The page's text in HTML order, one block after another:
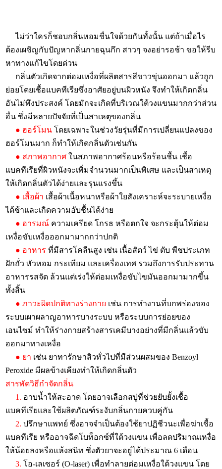
ไม่ว่าใครก็ชอบกลิ่นหอมชื่นใจด้วยกันทั้งนั้น แต่ถ้าเมื่อไร
ต้องเผชิญกับปัญหากลิ่นกายฉุนกึก สาวๆ จงอย่ารอช้า ขอให้รีบ
หาทางแก้ไขโดยด่วน
กลิ่นตัวเกิดจากต่อมเหงื่อที่ผลิตสารสีขาวขุ่นออกมา แล้วถูก
ย่อยโดยเชื้อแบคทีเรียซึ่งอาศัยอยู่บนผิวหนัง จึงทำให้เกิดกลิ่น
อันไม่พึงประสงค์ โดยมักจะเกิดที่บริเวณใต้วงแขนมากกว่าส่วน
อื่น ซึ่งมีหลายปัจจัยที่เป็นสาเหตุของกลิ่น
● ฮอร์โมนโดยเฉพาะในช่วงวัยรุ่นที่มีการเปลี่ยนแปลงของ
ฮอร์โมนมาก ก็ทำให้เกิดกลิ่นตัวเช่นกัน
● สภาพอากาศในสภาพอากาศร้อนหรือร้อนชื้น เชื้อ
แบคทีเรียที่ผิวหนังจะเพิ่มจำนวนมากเป็นพิเศษ และเป็นสาเหตุ
ให้เกิดกลิ่นตัวได้ง่ายและรุนแรงขึ้น
● เสื้อผ้า เสื้อผ้าเนื้อหนาหรือผ้าใยสังเคราะห์จะระบายเหงื่อ
ได้ช้าและเกิดความอับชื้นได้ง่าย
● อารมณ์ความเครียด โกรธ หรือตกใจ จะกระตุ้นให้ต่อม
เหงื่อขับเหงื่อออกมามากกว่าปกติ
● อาหาร ที่มีสารโคลีนสูง เช่น เนื้อสัตว์ ไข่ ตับ พืชประเภท
ฝักถั่ว หัวหอม กระเทียม และเครื่องเทศ รวมถึงการรับประทาน
อาหารรสจัด ล้วนแต่เร่งให้ต่อมเหงื่อขับไขมันออกมามากขึ้น
ทั้งสิ้น
● ภาวะผิดปกติทางร่างกาย เช่น การทำงานที่บกพร่องของ
ระบบเผาผลาญอาหารบางระบบ หรือระบบการย่อยของ
เอนไซม์ ทำให้ร่างกายสร้างสารเคมีบางอย่างที่มีกลิ่นแล้วขับ
ออกมาทางเหงื่อ
● ยา เช่น ยาทารักษาสิวทั่วไปที่มีส่วนผสมของ Benzoyl
Peroxide มีผลข้างเคียงทำให้เกิดกลิ่นตัว
สารพัดวิธีกำจัดกลิ่น
1. อาบน้ำให้สะอาด โดยอาจเลือกสบู่ที่ช่วยยับยั้งเชื้อ
แบคทีเรียและใช้ผลิตภัณฑ์ระงับกลิ่นกายควบคู่กัน
2. ปรึกษาแพทย์ ซึ่งอาจจำเป็นต้องใช้ยาปฏิชีวนะเพื่อฆ่าเชื้อ
แบคทีเรีย หรืออาจฉีดโบท็อกซ์ที่ใต้วงแขน เพื่อลดปริมาณเหงื่อ
ให้น้อยลงหรือแห้งสนิท ซึ่งตัวยาจะอยู่ได้ประมาณ 6 เดือน
3. โอ-เลเซอร์ (O-laser) เพื่อทำลายต่อมเหงื่อใต้วงแขน โดย